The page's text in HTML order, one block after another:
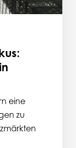
eine
zu